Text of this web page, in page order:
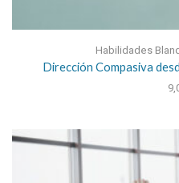
Habilidades
Dirección Compasiva